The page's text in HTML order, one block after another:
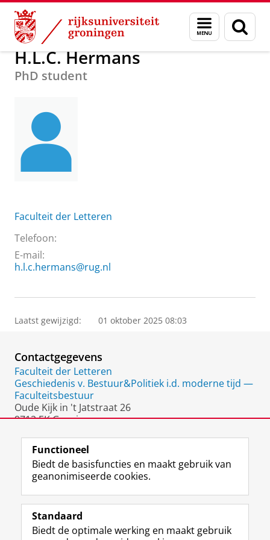
Skip
Content
Skip
Navigation
Menu
en
zoeken
Over ons H.L.C. Hermans
H.L.C. Hermans
PhD student
Faculteit der Letteren
Telefoon:
E-mail:
h.l.c.hermans@rug.nl
Laatst gewijzigd: 01 oktober 2025 08:03
Contactgegevens
Faculteit der Letteren
Geschiedenis v. Bestuur&Politiek i.d. moderne tijd —
Faculteitsbestuur
Oude Kijk in 't Jatstraat 26
9712 EK Groningen
Volg de RUG
F
a
e
L
i
k
R
S
-
I
n
t
Y
o
T
Studiekiezers
Functioneel
Biedt de basisfuncties en maakt gebruik van
geanonimiseerde cookies.
Standaard
Biedt de optimale werking en maakt gebruik